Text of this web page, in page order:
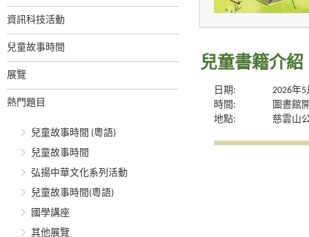
資訊科技活動
兒童故事時間
展覽
熱門題目
兒童故事時間 (粵語)
兒童故事時間
弘揚中華文化系列活動
兒童故事時間(粵語)
國學講座
其他展覽
兒童書籍介紹
日期:
2026年
時間:
圖書館
地點:
慈雲山